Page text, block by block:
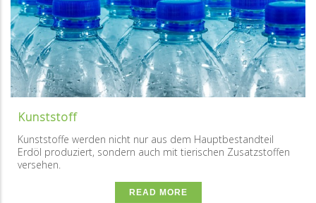
Kunststoff
Kunststoffe werden nicht nur aus dem Hauptbestandteil
Erdöl produziert, sondern auch mit tierischen Zusatzstoffen
versehen.
READ MORE